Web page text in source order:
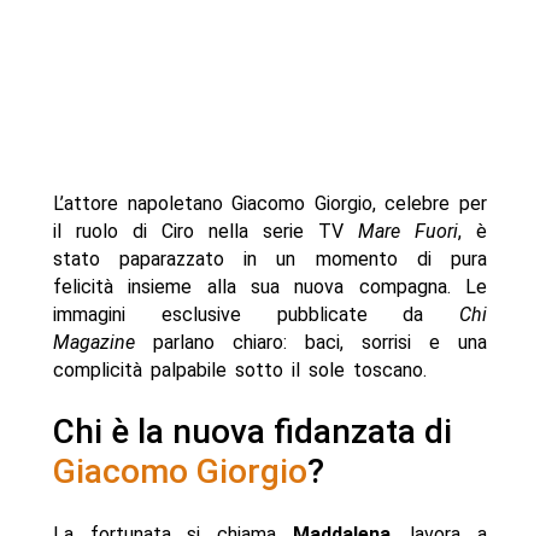
L’attore napoletano Giacomo Giorgio, celebre per
il ruolo di Ciro nella serie TVMare Fuori, è
stato paparazzato in un momento di pura
felicità insieme alla sua nuova compagna. Le
immagini esclusive pubblicate da Chi
Magazineparlano chiaro: baci, sorrisi e una
complicità palpabile sotto il sole toscano.
Chi è la nuova fidanzata di
Giacomo Giorgio?